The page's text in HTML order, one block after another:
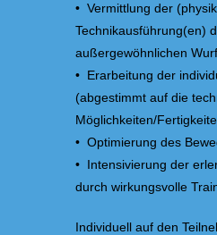
• Vermittlung der
Technikausführung(en)
außergewöhnlichen
• Erarbeitung der
(abgestimmt auf die
Möglichkeiten/
• Optimierung des
• Intensivierung der
durch wirkungsvolle
Individuell auf den